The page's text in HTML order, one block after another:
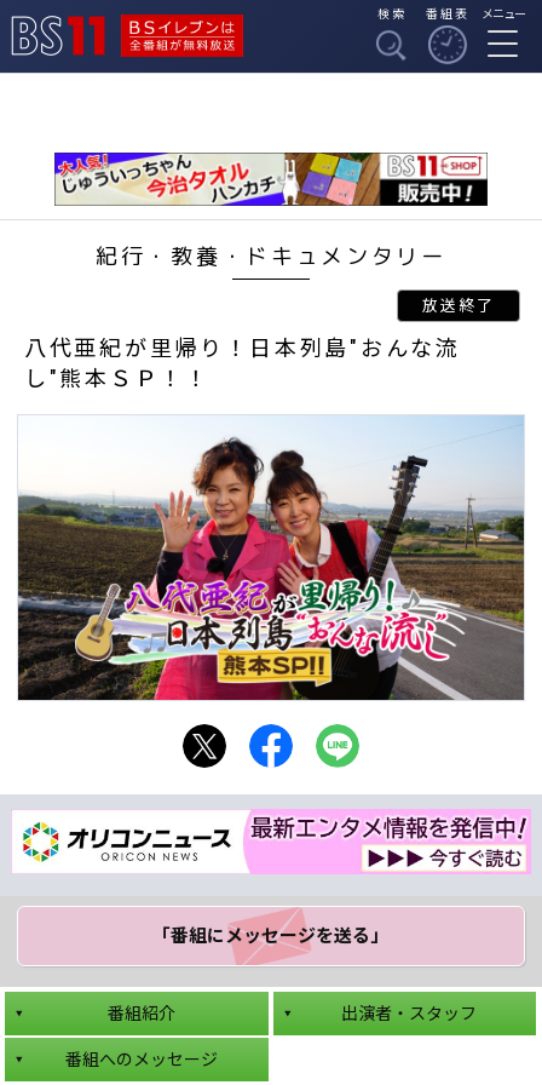
BSイレブンは全番組
検索 番組表 メニュー
紀行・教養・ドキュメンタリー
八代亜紀が里帰り！日本列島"おんな流
し"熊本ＳＰ！！
「番組にメッセージを送る」
番組紹介 出演者・スタッフ
番組へのメッセージ